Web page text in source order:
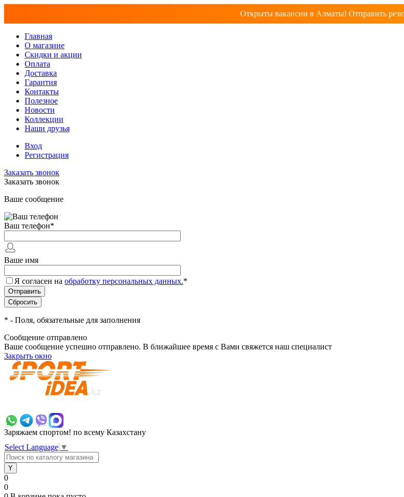
Открыты вакансии в Алматы! Отправить
Главная
О магазине
Скидки и акции
Оплата
Доставка
Гарантия
Контакты
Полезное
Новости
Коллекции
Наши друзья
Вход
Регистрация
Заказать звонок
Заказать звонок
Ваше сообщение
Ваш телефон*
Ваше имя
Я согласен на обработку персональных данных.*
* - Поля, обязательные для заполнения
Сообщение отправлено
Ваше сообщение успешно отправлено. В ближайшее время с Вами свяжется наш специалист
Закрыть окно
Заряжаем спортом! по всему Казахстану
Select Language ▼
0
0